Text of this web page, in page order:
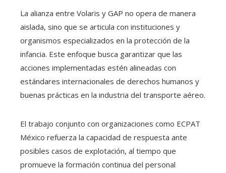
La alianza entre Volaris y GAP no opera de manera
aislada, sino que se articula con instituciones y
organismos especializados en la protección de la
infancia. Este enfoque busca garantizar que las
acciones implementadas estén alineadas con
estándares internacionales de derechos humanos y
buenas prácticas en la industria del transporte aéreo.
El trabajo conjunto con organizaciones como ECPAT
México refuerza la capacidad de respuesta ante
posibles casos de explotación, al tiempo que
promueve la formación continua del personal